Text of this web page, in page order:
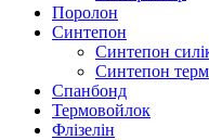
Поролон
Синтепон
Синтепон
Синтепон
Спанбонд
Термовойлок
Флізелін